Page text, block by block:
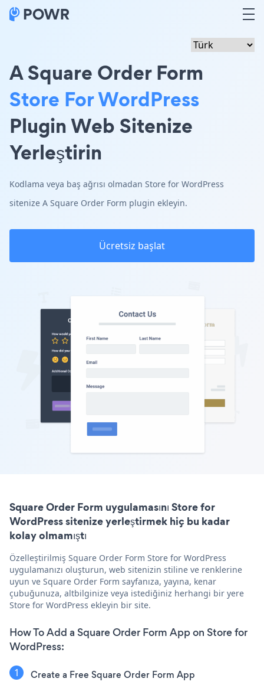
A Square Order Form
Store For WordPress
Plugin Web Sitenize
Yerleştirin
Kodlama veya baş ağrısı olmadan Store for WordPress
sitenize A Square Order Form plugin ekleyin.
Ücretsiz başlat
Square Order Form uygulamasını Store for
WordPress sitenize yerleştirmek hiç bu kadar
kolay olmamıştı
Özelleştirilmiş Square Order Form Store for WordPress
uygulamanızı oluşturun, web sitenizin stiline ve renklerine
uyun ve Square Order Form sayfanıza, yayına, kenar
çubuğunuza, altbilginize veya istediğiniz herhangi bir yere
Store for WordPress ekleyin bir site.
How To Add a Square Order Form App on Store for
WordPress:
Create a Free Square Order Form App